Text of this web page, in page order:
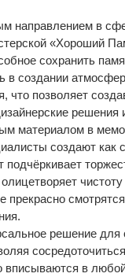
направлением в
«Хороший
сохранить
в создании
позволяет
решения
материалом в
создают как
решение
вписываются в